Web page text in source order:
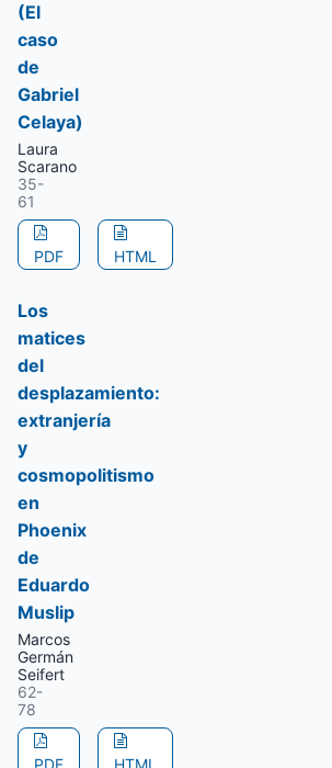
(El
caso
de
Gabriel
Celaya)
Laura
Scarano
35-
61
PDF HTML
Los
matices
del
desplazamiento:
extranjería
y
cosmopolitismo
en
Phoenix
de
Eduardo
Muslip
Marcos
Germán
Seifert
62-
78
PDF HTML